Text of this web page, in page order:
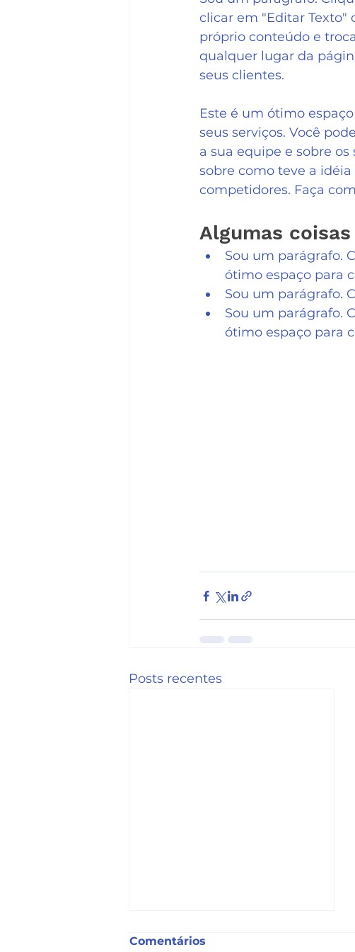
clicar em "Editar Texto"
próprio conteúdo e
qualquer lugar da
seus clientes.
Este é um ótimo
seus serviços. Você
a sua equipe e sobre
sobre como teve a
competidores. Faça
Algumas
Sou um parágrafo.
ótimo espaço para
Sou um parágrafo.
Sou um parágrafo.
ótimo espaço para
Posts recentes
Comentários